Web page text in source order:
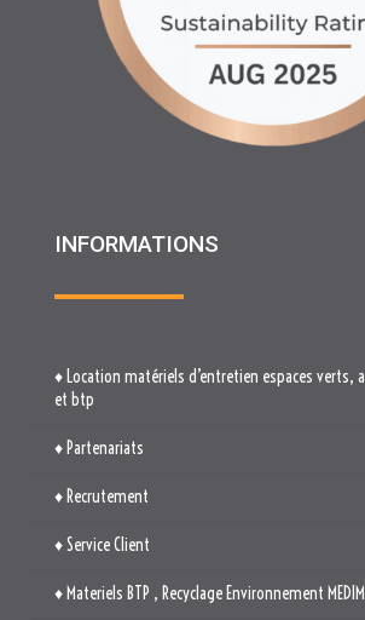
INFORMATIONS
♦ Location matériels d’entretien espaces verts,
et btp
♦ Partenariats
♦ Recrutement
♦ Service Client
♦ Materiels BTP , Recyclage Environnement